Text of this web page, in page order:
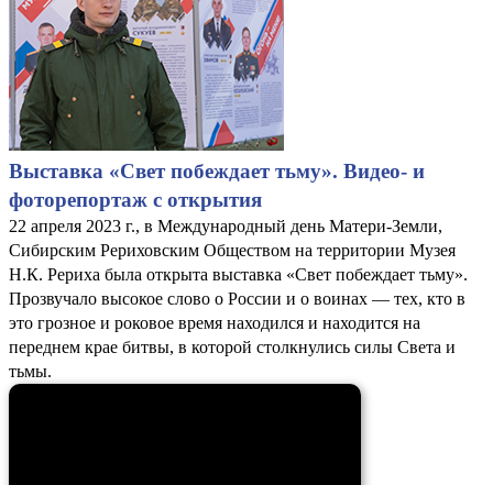
Выставка «Свет побеждает тьму». Видео- и
фоторепортаж с открытия
22 апреля 2023 г., в Международный день Матери-Земли,
Сибирским Рериховским Обществом на территории Музея
Н.К. Рериха была открыта выставка «Свет побеждает тьму».
Прозвучало высокое слово о России и о воинах — тех, кто в
это грозное и роковое время находился и находится на
переднем крае битвы, в которой столкнулись силы Света и
тьмы.